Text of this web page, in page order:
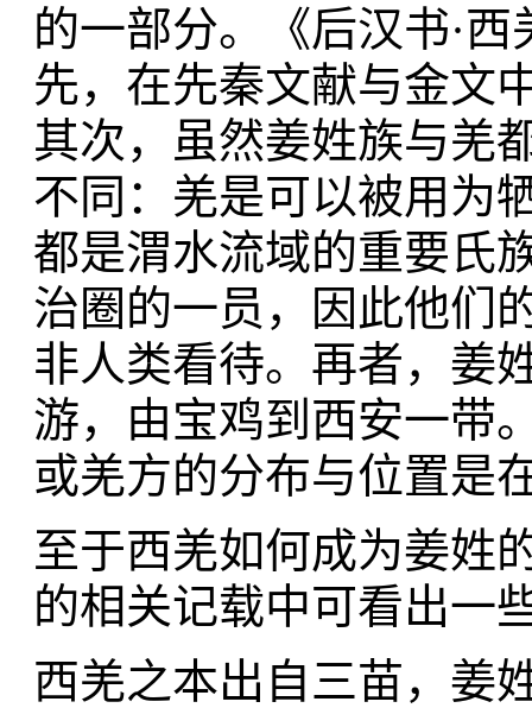
的一部分。《后汉书·
先，在先秦文献与金文
其次，虽然姜姓族与羌
不同：羌是可以被用为
都是渭水流域的重要氏
治圈的一员，因此他们
非人类看待。再者，姜
游，由宝鸡到西安一带
或羌方的分布与位置是
至于西羌如何成为姜姓
的相关记载中可看出一
西羌之本出自三苗，姜